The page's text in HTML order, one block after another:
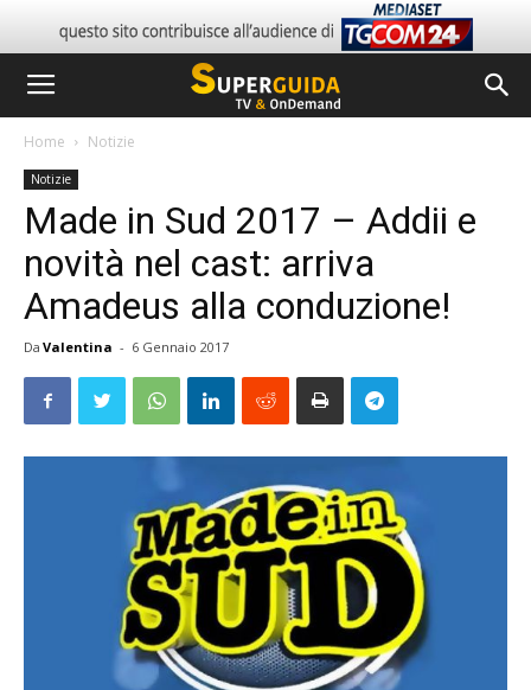
Home Notizie
Notizie
Made in Sud 2017 – Addii e
novità nel cast: arriva
Amadeus alla conduzione!
Da Valentina - 6 Gennaio 2017